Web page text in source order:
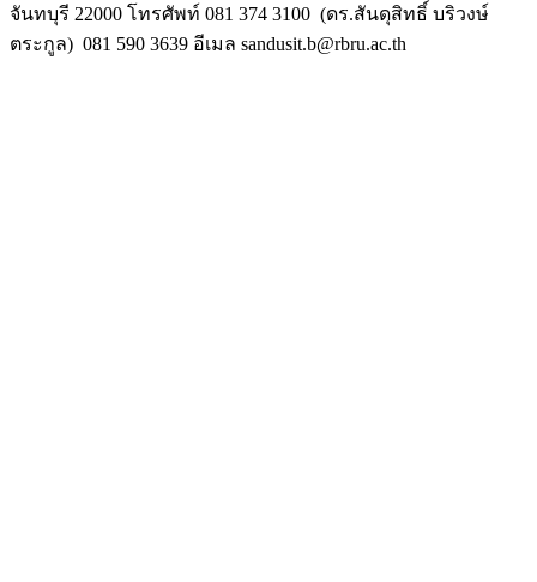
จันทบุรี 22000 โทรศัพท์ 081 374 3100 (ดร.สันดุสิทธิ์ บริวงษ์
ตระกูล) 081 590 3639 อีเมล sandusit.b@rbru.ac.th